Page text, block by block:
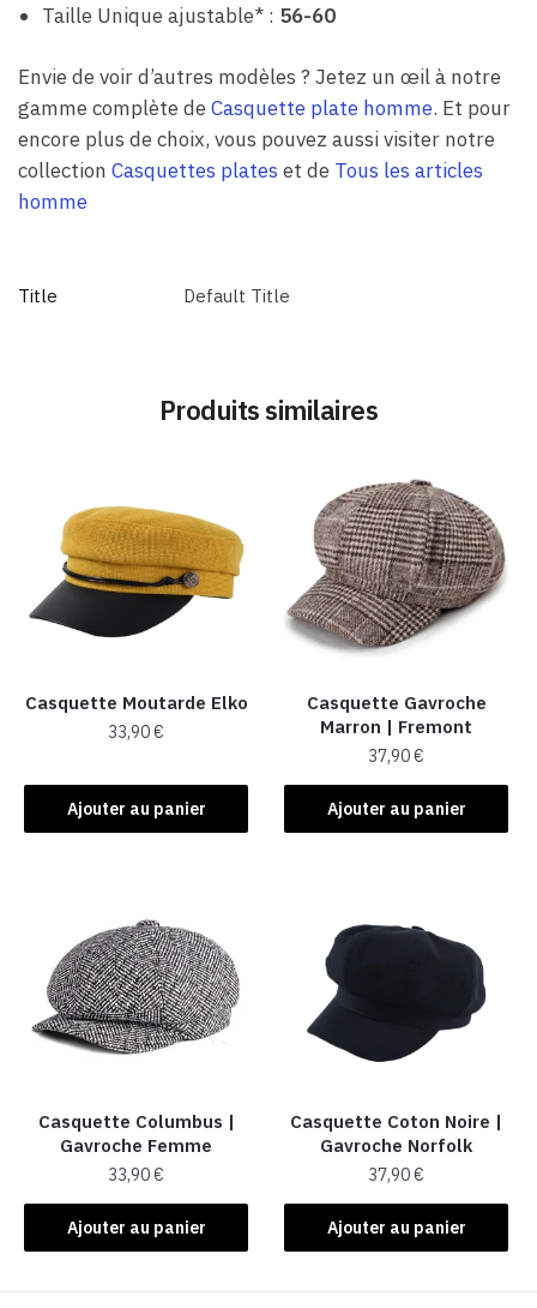
Taille Unique ajustable* : 56-60
Envie de voir d’autres modèles ? Jetez un œil à notre
gamme complète deCasquette plate homme. Et pour
encore plus de choix, vous pouvez aussi visiter notre
collection Casquettes plates et de Tous les articles
homme
Title Default Title
Produits similaires
Casquette Moutarde Elko
33,90€
Ajouter au panier
Casquette Gavroche
Marron | Fremont
37,90€
Ajouter au panier
Casquette Columbus |
Gavroche Femme
33,90€
Ajouter au panier
Casquette Coton Noire |
Gavroche Norfolk
37,90€
Ajouter au panier